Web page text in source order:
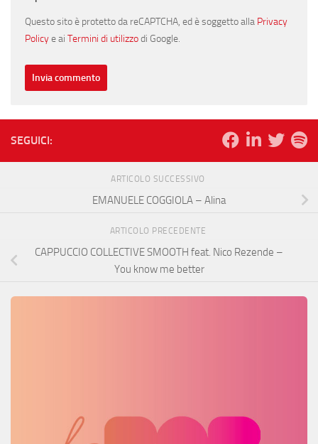
Questo sito è protetto da reCAPTCHA, ed è soggetto alla Privacy
Policye ai Termini di utilizzodi Google.
SEGUICI:
ARTICOLO SUCCESSIVO
EMANUELE COGGIOLA – Alina
ARTICOLO PRECEDENTE
CAPPUCCIO COLLECTIVE SMOOTH feat. Nico Rezende –
You know me better